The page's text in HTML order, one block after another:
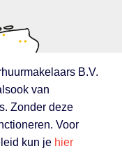
B.V.
van
Zonder deze
Voor
kun je hier